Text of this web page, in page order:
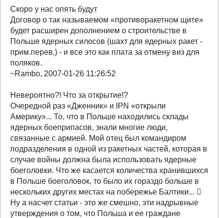
Скоро у нас опять будут
Договор о так называемом «противоракетном щите»
будет расширен дополнением о строительстве в
Польше ядерных силосов (шахт для ядерных ракет -
прим.перев.) - и все это как плата за отмену виз для
поляков.
~Rambo, 2007-01-26 11:26:52
Невероятно?! Что за открытие!?
Очередной раз «Дженник» и IPN «открыли
Америку»... То, что в Польше находились склады
ядерных боеприпасов, знали многие люди,
связанные с армией. Мой отец был командиром
подразделения в одной из ракетных частей, которая в
случае войны должна была использовать ядерные
боеголовки. Что же касается количества хранившихся
в Польше боеголовок, то было их гораздо больше в
нескольких других местах на побережье Балтики... 
Ну а насчет статьи - это же смешно, эти надрывные
утверждения о том, что Польша и ее граждане